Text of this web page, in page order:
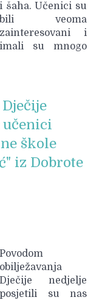
i šaha. Učenici su
bili veoma
zainteresovani i
imali su mnogo
učenici
škole
iz Dobrote
Povodom
obilježavanja
Dječije nedjelje
posjetili su nas